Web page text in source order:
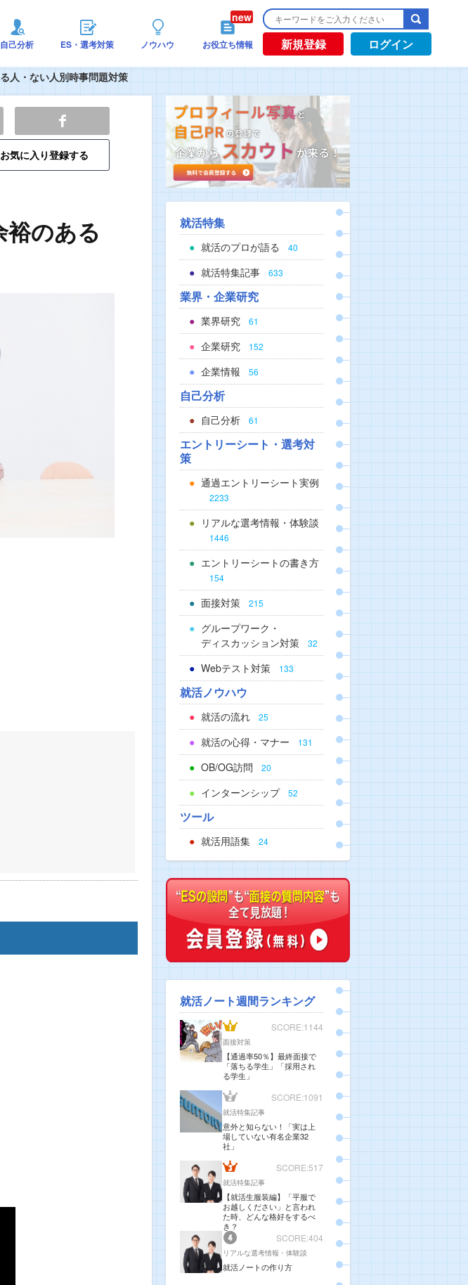
自己分析 ES・選考対策 ノウハウ お役立ち情報 新規登録 ログイン
人・ない人別時事問題対策
気に入り登録する
裕のある
就活特集
就活のプロが語る 40
就活特集記事 633
業界・企業研究
業界研究 61
企業研究 152
企業情報 56
自己分析
自己分析 61
エントリーシート・選考対
策
通過エントリーシート実例
2233
リアルな選考情報・体験談
1446
エントリーシートの書き方
154
面接対策 215
グループワーク・
ディスカッション対策
32
Webテスト対策 133
就活ノウハウ
就活の流れ 25
就活の心得・マナー 131
OB/OG訪問 20
インターンシップ 52
ツール
就活用語集 24
就活ノート週間ランキング
SCORE:1144
面接対策
【通過率50％】最終面接で
「落ちる学生」「採用され
る学生」
SCORE:1091
就活特集記事
意外と知らない！「実は上
場していない有名企業32
社」
SCORE:517
就活特集記事
【就活生服装編】「平服で
お越しください」と言われ
た時、どんな格好をするべ
き？
SCORE:404
リアルな選考情報・体験談
就活ノートの作り方